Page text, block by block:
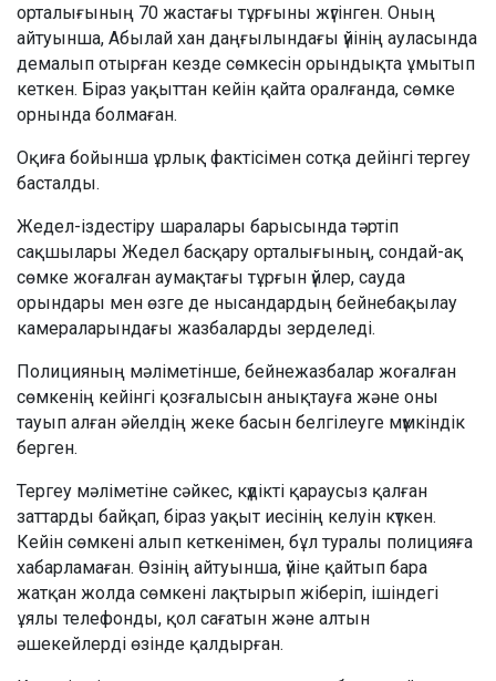
орталығының 70 жастағы тұрғыны жүгінген. Оның
айтуынша, Абылай хан даңғылындағы үйінің ауласында
демалып отырған кезде сөмкесін орындықта ұмытып
кеткен. Біраз уақыттан кейін қайта оралғанда, сөмке
орнында болмаған.
Оқиға бойынша ұрлық фактісімен сотқа дейінгі тергеу
басталды.
Жедел-іздестіру шаралары барысында тәртіп
сақшылары Жедел басқару орталығының, сондай-ақ
сөмке жоғалған аумақтағы тұрғын үйлер, сауда
орындары мен өзге де нысандардың бейнебақылау
камераларындағы жазбаларды зерделеді.
Полицияның мәліметінше, бейнежазбалар жоғалған
сөмкенің кейінгі қозғалысын анықтауға және оны
тауып алған әйелдің жеке басын белгілеуге мүмкіндік
берген.
Тергеу мәліметіне сәйкес, күдікті қараусыз қалған
заттарды байқап, біраз уақыт иесінің келуін күткен.
Кейін сөмкені алып кеткенімен, бұл туралы полицияға
хабарламаған. Өзінің айтуынша, үйіне қайтып бара
жатқан жолда сөмкені лақтырып жіберіп, ішіндегі
ұялы телефонды, қол сағатын және алтын
әшекейлерді өзінде қалдырған.